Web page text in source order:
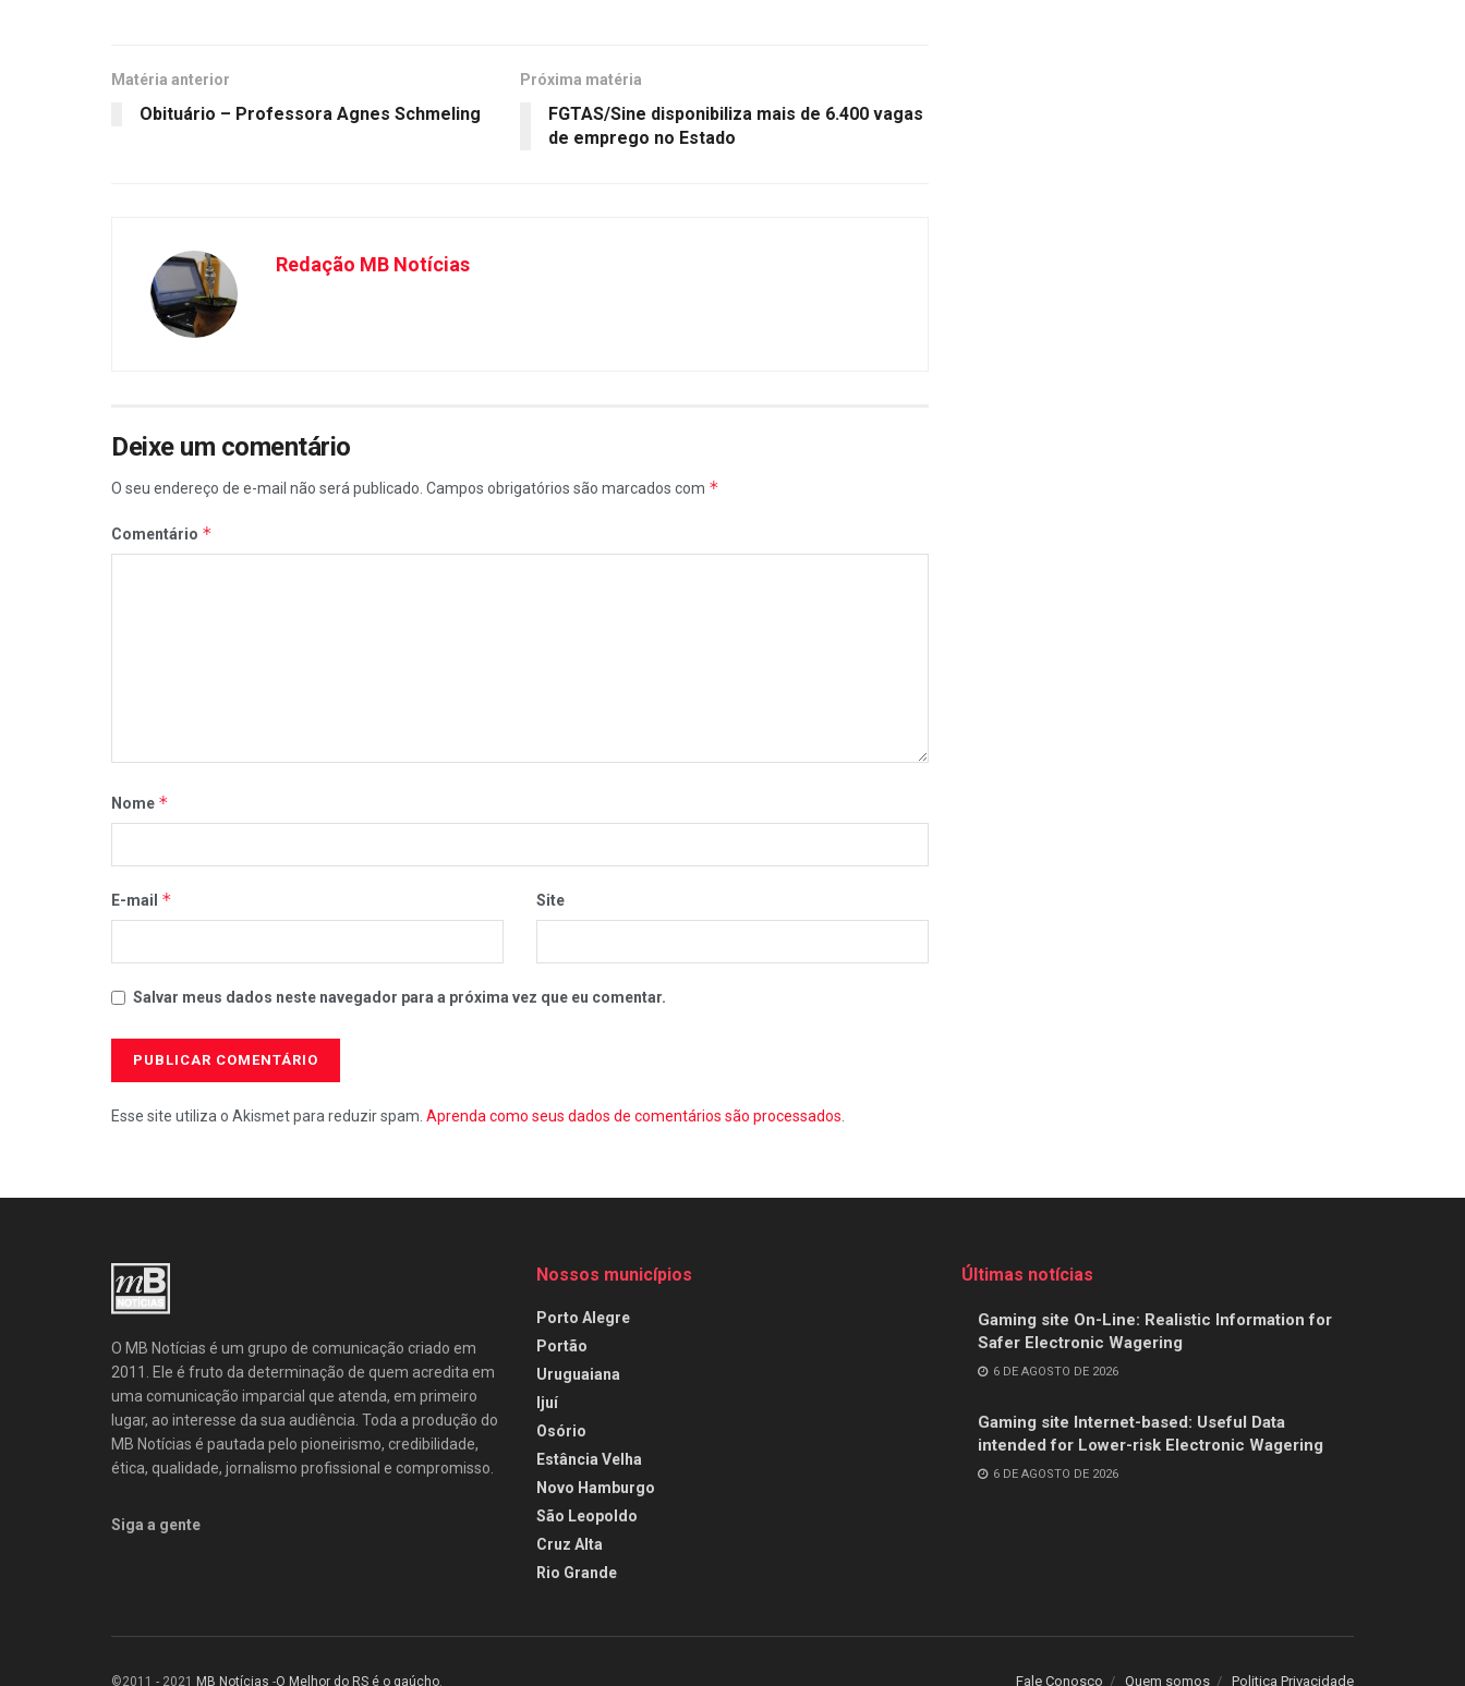
Matéria anterior
Obituário – Professora Agnes Schmeling
Próxima matéria
FGTAS/Sine disponibiliza mais de 6.400 vagas
de emprego no Estado
Redação MB Notícias
Deixe um comentário
O seu endereço de e-mail não será publicado. Campos obrigatórios são marcados com *
Comentário *
Nome *
E-mail * Site
Salvar meus dados neste navegador para a próxima vez que eu comentar.
Esse site utiliza o Akismet para reduzir spam. Aprenda como seus dados de comentários são processados
O MB Notícias é um grupo de comunicação criado em
2011. Ele é fruto da determinação de quem acredita em
uma comunicação imparcial que atenda, em primeiro
lugar, ao interesse da sua audiência. Toda a produção do
MB Notícias é pautada pelo pioneirismo, credibilidade,
ética, qualidade, jornalismo profissional e compromisso.
Siga a gente
Nossos municípios
Porto Alegre
Portão
Uruguaiana
Ijuí
Osório
Estância Velha
Novo Hamburgo
São Leopoldo
Cruz Alta
Rio Grande
Últimas notícias
Gaming site On-Line: Realistic Information for
Safer Electronic Wagering
6 DE AGOSTO DE 2026
Gaming site Internet-based: Useful Data
intended for Lower-risk Electronic Wagering
6 DE AGOSTO DE 2026
Fale Conosco Quem somos Politica Privacidade
©2011 - 2021 MB Notícias -O Melhor do RS é o gaúcho.